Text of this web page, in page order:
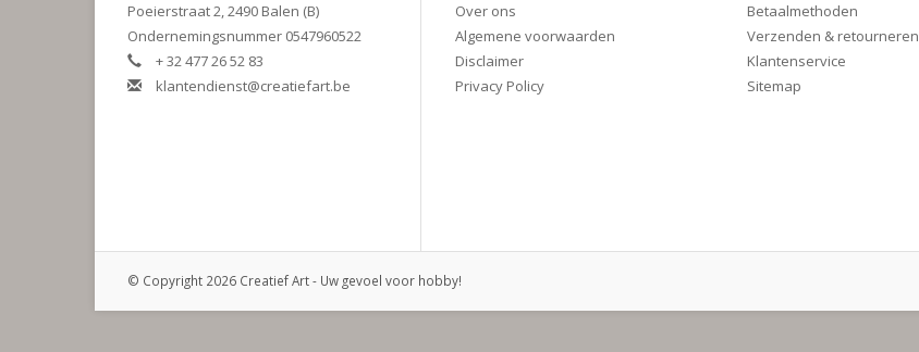
Poeierstraat 2, 2490 Balen (B)
Ondernemingsnummer 0547960522
+ 32 477 26 52 83
klantendienst@creatiefart.be
Over ons
Algemene voorwaarden
Disclaimer
Privacy Policy
Betaalmethoden
Verzenden & retourneren
Klantenservice
Sitemap
© Copyright 2026 Creatief Art - Uw gevoel voor hobby!